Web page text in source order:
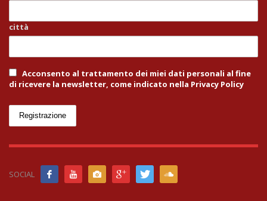
città
Acconsento al trattamento dei miei dati personali al fine
di ricevere la newsletter, come indicato nella Privacy Policy
SOCIAL